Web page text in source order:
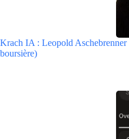
Krach IA : Leopold
boursière)